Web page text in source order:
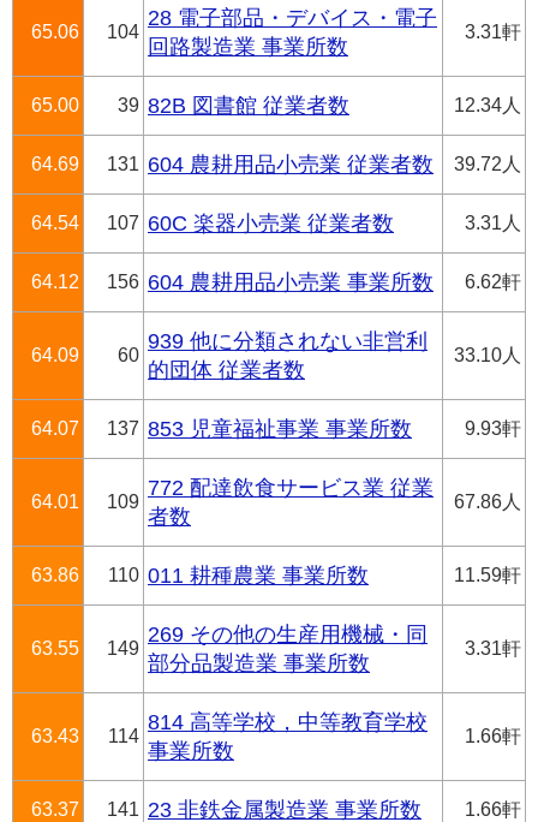
65.06 104
28 電子部品・デバイス・電子
回路製造業 事業所数
3.31軒
65.00 39 82B 図書館 従業者数 12.34人
64.69 131 604 農耕用品小売業 従業者数 39.72人
64.54 107 60C 楽器小売業 従業者数 3.31人
64.12 156 604 農耕用品小売業 事業所数 6.62軒
64.09 60
939 他に分類されない非営利
的団体 従業者数
33.10人
64.07 137 853 児童福祉事業 事業所数 9.93軒
64.01 109
772 配達飲食サービス業 従業
者数
67.86人
63.86 110 011 耕種農業 事業所数 11.59軒
63.55 149
269 その他の生産用機械・同
部分品製造業 事業所数
3.31軒
63.43 114
814 高等学校，中等教育学校
事業所数
1.66軒
63.37 141 23 非鉄金属製造業 事業所数 1.66軒